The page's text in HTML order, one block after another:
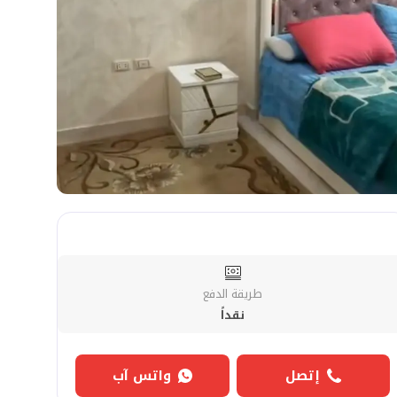
طريقة الدفع
نقداً
إتصل واتس آب